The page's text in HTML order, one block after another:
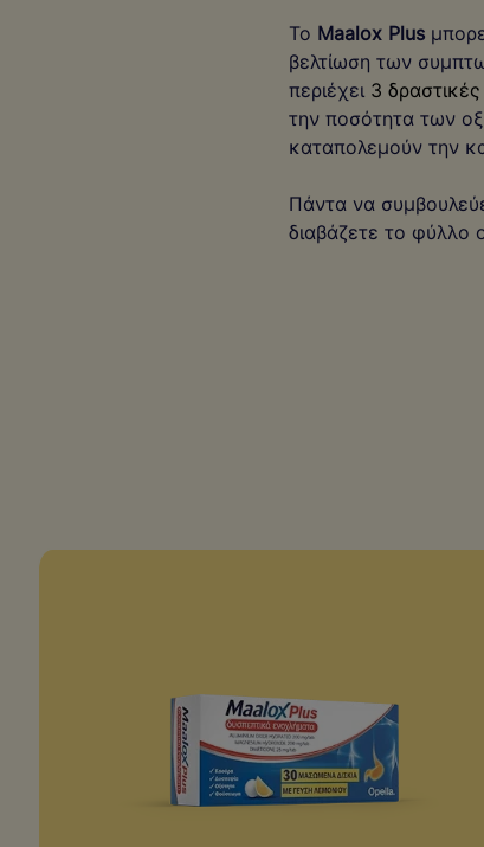
Το Maalox Plus
βελτίωση των
περιέχει 3
την ποσότητα των
καταπολεμούν την
Πάντα να
διαβάζετε το φύλλο